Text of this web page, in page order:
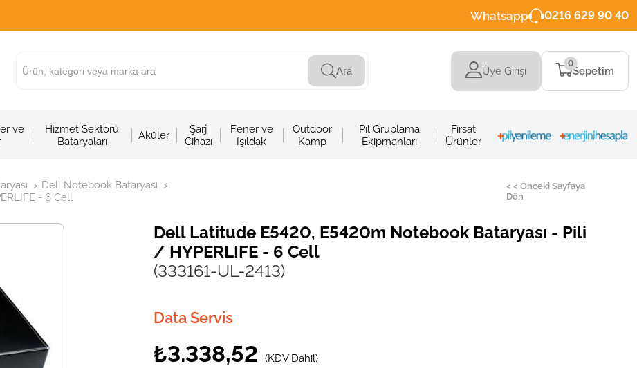
Whatsapp 0216 629 90 40
Ara Üye Girişi Sepetim
0
ve
Hizmet Sektörü
Bataryaları
Aküler
Şarj
Cihazı
Fener ve
Işıldak
Outdoor
Kamp
Pil Gruplama
Ekipmanları
Fırsat
Ürünler
> Dell Notebook Bataryası >
- 6 Cell
< < Önceki Sayfaya
Dön
Dell Latitude E5420, E5420m Notebook Bataryası - Pili
/ HYPERLIFE - 6 Cell
(333161-UL-2413)
Data Servis
₺3.338,52 (KDV Dahil)